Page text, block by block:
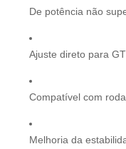
De potência não
Ajuste direto para
Compatível com
Melhoria da